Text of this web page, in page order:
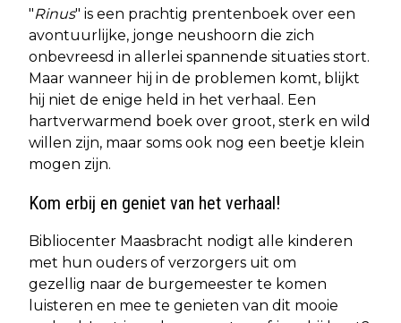
"Rinus" is een prachtig prentenboek over een
avontuurlijke, jonge neushoorn die zich
onbevreesd in allerlei spannende situaties stort.
Maar wanneer hij in de problemen komt, blijkt
hij niet de enige held in het verhaal. Een
hartverwarmend boek over groot, sterk en wild
willen zijn, maar soms ook nog een beetje klein
mogen zijn.
Kom erbij en geniet van het verhaal!
Bibliocenter Maasbracht nodigt alle kinderen
met hun ouders of verzorgers uit om
gezellig naar de burgemeester te komen
luisteren en mee te genieten van dit mooie